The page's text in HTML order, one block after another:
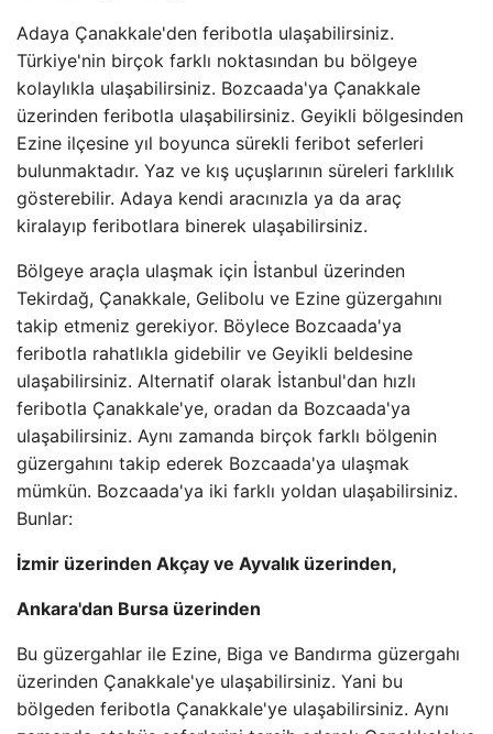
Adaya Çanakkale'den feribotla ulaşabilirsiniz.
Türkiye'nin birçok farklı noktasından bu bölgeye
kolaylıkla ulaşabilirsiniz. Bozcaada'ya Çanakkale
üzerinden feribotla ulaşabilirsiniz. Geyikli bölgesinden
Ezine ilçesine yıl boyunca sürekli feribot seferleri
bulunmaktadır. Yaz ve kış uçuşlarının süreleri farklılık
gösterebilir. Adaya kendi aracınızla ya da araç
kiralayıp feribotlara binerek ulaşabilirsiniz.
Bölgeye araçla ulaşmak için İstanbul üzerinden
Tekirdağ, Çanakkale, Gelibolu ve Ezine güzergahını
takip etmeniz gerekiyor. Böylece Bozcaada'ya
feribotla rahatlıkla gidebilir ve Geyikli beldesine
ulaşabilirsiniz. Alternatif olarak İstanbul'dan hızlı
feribotla Çanakkale'ye, oradan da Bozcaada'ya
ulaşabilirsiniz. Aynı zamanda birçok farklı bölgenin
güzergahını takip ederek Bozcaada'ya ulaşmak
mümkün. Bozcaada'ya iki farklı yoldan ulaşabilirsiniz.
Bunlar:
İzmir üzerinden Akçay ve Ayvalık üzerinden,
Ankara'dan Bursa üzerinden
Bu güzergahlar ile Ezine, Biga ve Bandırma güzergahı
üzerinden Çanakkale'ye ulaşabilirsiniz. Yani bu
bölgeden feribotla Çanakkale'ye ulaşabilirsiniz. Aynı